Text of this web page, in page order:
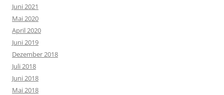
Juni 2021
Mai 2020
April 2020
Juni 2019
Dezember 2018
Juli 2018
Juni 2018
Mai 2018